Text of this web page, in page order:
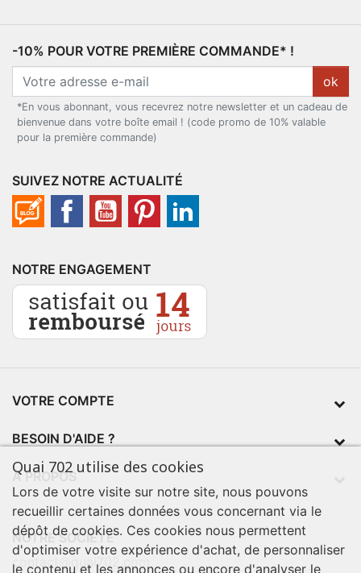
-10% POUR VOTRE PREMIÈRE COMMANDE* !
ok
*En vous abonnant, vous recevrez notre newsletter et un cadeau de
bienvenue dans votre boîte email ! (code promo de 10% valable
pour la première commande)
SUIVEZ NOTRE ACTUALITÉ
NOTRE ENGAGEMENT
VOTRE COMPTE
BESOIN D'AIDE ?
À PROPOS
NOTRE SOCIÉTÉ
contact@quai702.com
Quai 702 utilise des cookies
Lors de votre visite sur notre site, nous pouvons
recueillir certaines données vous concernant via le
dépôt de cookies. Ces cookies nous permettent
d'optimiser votre expérience d'achat, de personnaliser
le contenu et les annonces ou encore d'analyser le